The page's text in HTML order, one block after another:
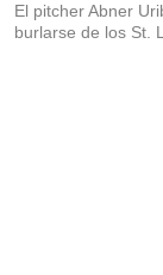
El pitcher Abner
burlarse de los St.